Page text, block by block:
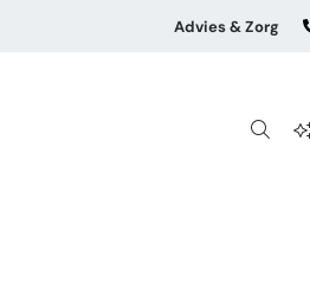
Advies & Zorg